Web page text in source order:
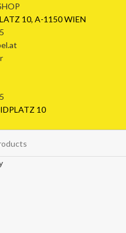
10, A-1150 WIEN
10